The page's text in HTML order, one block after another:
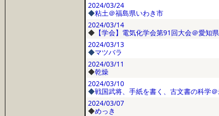
2024/03/24
◆粘土＠福島県いわき市
2024/03/14
◆ 【学会】電気化学会第91回大会＠愛知
2024/03/13
◆マツバラ
2024/03/11
◆乾燥
2024/03/10
◆戦国武将、手紙を書く、古文書の科学
2024/03/07
◆めっき